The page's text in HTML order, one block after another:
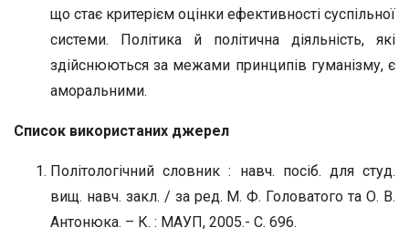
що стає критерієм оцінки ефективності суспільної
системи. Політика й політична діяльність, які
здійснюються за межами принципів гуманізму, є
аморальними.
Список використаних джерел
Політологічний словник : навч. посіб. для студ.
вищ. навч. закл. / за ред. М. Ф. Головатого та О. В.
Антонюка. – К. : МАУП, 2005.- С. 696.